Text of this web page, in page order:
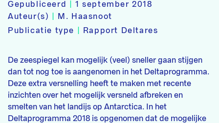
Gepubliceerd |1 september 2018
Auteur(s)
M. Haasnoot
Publicatie type
Rapport Deltares
De zeespiegel kan mogelijk (veel) sneller gaan stijgen
dan tot nog toe is aangenomen in het Deltaprogramma.
Deze extra versnelling heeft te maken met recente
inzichten over het mogelijk versneld afbreken en
smelten van het landijs op Antarctica. In het
Deltaprogramma 2018 is opgenomen dat de mogelijke